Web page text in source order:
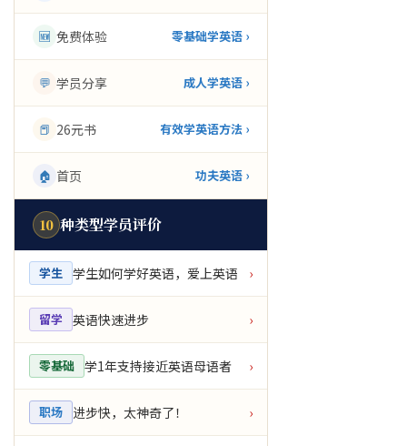
🆕 免费体验 零基础学英语 ›
💬 学员分享 成人学英语 ›
📕 26元书 有效学英语方法 ›
🏠 首页 功夫英语 ›
10 种类型学员评价
学生 学生如何学好英语，爱上英语 ›
留学 英语快速进步 ›
零基础 学1年支持接近英语母语者 ›
职场 进步快，太神奇了！ ›